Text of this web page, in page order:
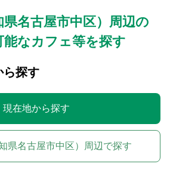
名古屋市中区）周辺の
能なカフェ等を探す
ら探す
現在地から探す
県名古屋市中区）周辺で探す